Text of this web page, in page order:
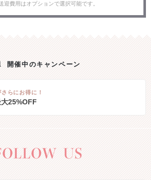
費用はオプションで選択可能です。
開催中のキャンペーン
らにお得に！
25%OFF